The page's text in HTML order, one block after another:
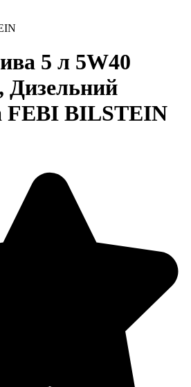
5 л 5W40
Дизельний
FEBI BILSTEIN